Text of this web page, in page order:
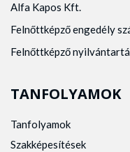
Alfa Kapos Kft.
Felnőttképző engedély
Felnőttképző
TANFOLYAMOK
Tanfolyamok
Szakképesítések